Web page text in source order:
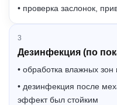
• проверка заслонок,
3
Дезинфекция (по
• обработка влажных зон
• дезинфекция после
эффект был стойким